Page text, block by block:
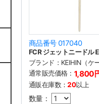
商品番号 017040
FCR ジェットニードル
ブランド： KEIHIN（ケ
通常販売価格： 1,800
通販在庫数：20以上
数量：